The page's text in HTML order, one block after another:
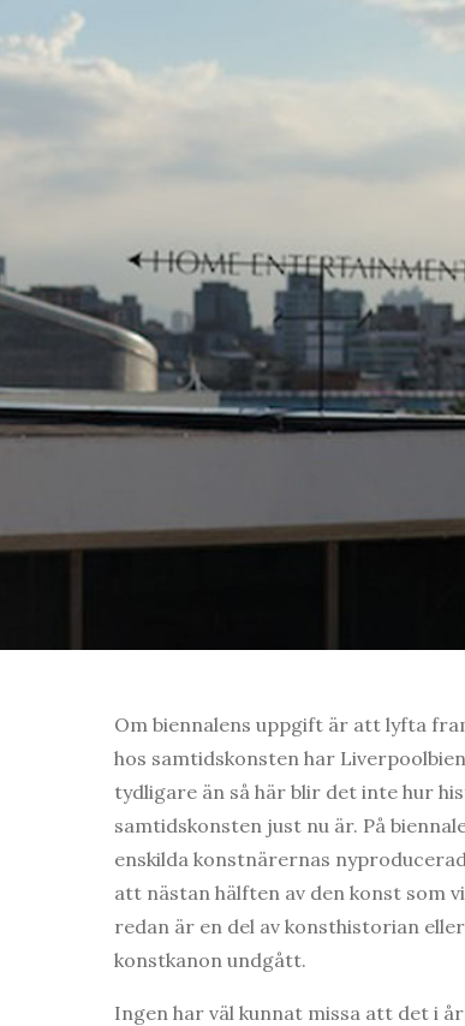
Om biennalens uppgift är att lyfta
hos samtidskonsten har
tydligare än så här blir det inte hur
samtidskonsten just nu är. På
enskilda konstnärernas
att nästan hälften av den konst som
redan är en del av konsthistorian
konstkanon undgått.
Ingen har väl kunnat missa att det i